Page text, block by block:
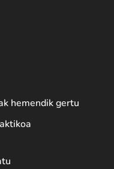
hemendik gertu